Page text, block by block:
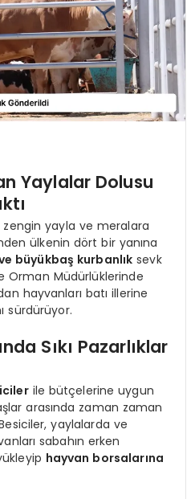
Yaylalar Dolusu
zengin yayla ve meralara
ülkenin dört bir yanına
büyükbaş kurbanlık sevk
Orman Müdürlüklerinde
hayvanları batı illerine
sürdürüyor.
Sıkı Pazarlıklar
ile bütçelerine uygun
arasında zaman zaman
Besiciler, yaylalarda ve
sabahın erken
hayvan borsalarına